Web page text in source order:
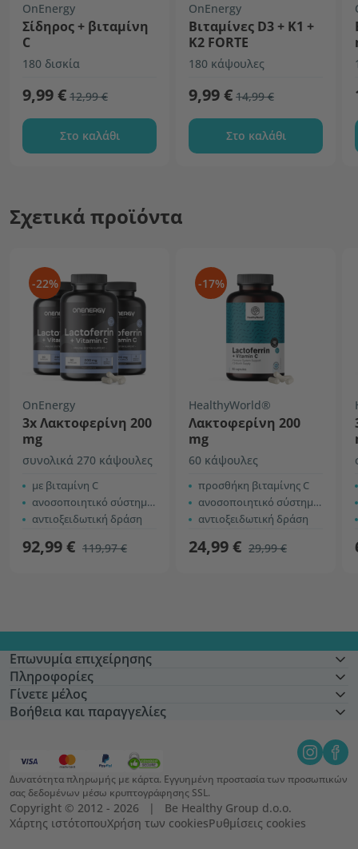
OnEnergy
Σίδηρος + βιταμίνη
C
180 δισκία
9,99 € 12,99 €
Στο καλάθι
OnEnergy
Βιταμίνες D3 + K1 +
K2 FORTE
180 κάψουλες
9,99 € 14,99 €
Στο καλάθι
Σχετικά προϊόντα
-22%
OnEnergy
3x Λακτοφερίνη 200
mg
συνολικά 270 κάψουλες
με βιταμίνη C
ανοσοποιητικό σύστημα + απορρόφηση σιδήρου
αντιοξειδωτική δράση
92,99 € 119,97 €
-17%
HealthyWorld®
Λακτοφερίνη 200
mg
60 κάψουλες
προσθήκη βιταμίνης C
ανοσοποιητικό σύστημα + απορρόφηση σιδήρου
αντιοξειδωτική δράση
24,99 € 29,99 €
Επωνυμία επιχείρησης
Πληροφορίες
Γίνετε μέλος
Βοήθεια και παραγγελίες
Δυνατότητα πληρωμής με κάρτα. Εγγυημένη προστασία των προσωπικών
σας δεδομένων μέσω κρυπτογράφησης SSL.
Copyright © 2012 - 2026   |   Be Healthy Group d.o.o.
Χάρτης ιστότοπουΧρήση των cookiesΡυθμίσεις cookies